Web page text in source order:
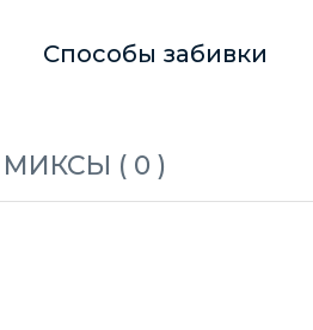
Способы забивки
МИКСЫ ( 0 )